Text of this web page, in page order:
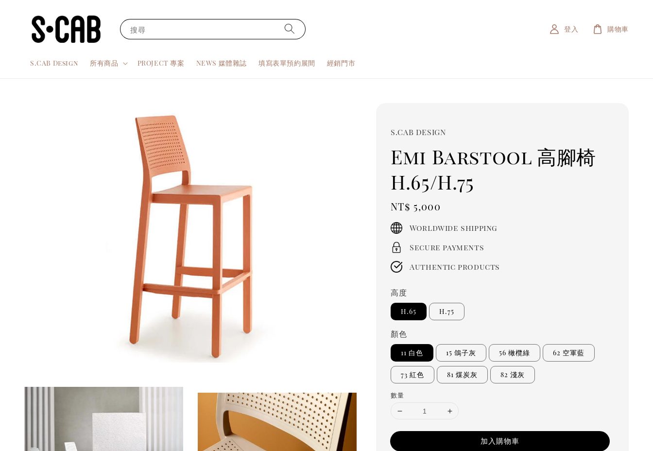
搜尋
S.CAB Design 所有商品 PROJECT 專案 NEWS 媒體雜誌 填寫表單預約展間 經銷門市
登入 購物車
S.CAB DESIGN
Emi Barstool 高腳椅
H.65/H.75
Regular
price
NT$ 5,000
Worldwide shipping
Secure payments
Authentic products
高度
H.65 H.75
顏色
11 白色 15 鴿子灰 56 橄欖綠 62 空軍藍
73 紅色 81 煤炭灰 82 淺灰
數量
加入購物車